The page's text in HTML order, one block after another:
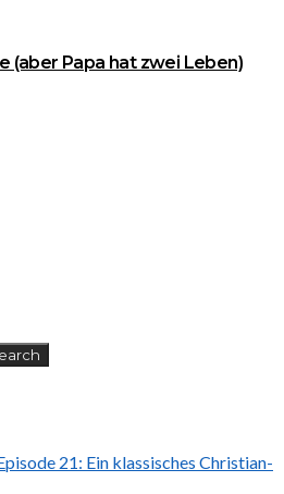
(aber Papa hat zwei Leben)
21: Ein klassisches Christian-